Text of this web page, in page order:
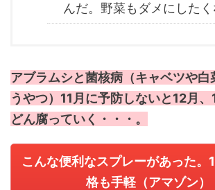
んだ。野菜もダメにしたく
アブラムシと菌核病（キャベツや白
うやつ）11月に予防しないと12月
どん腐っていく・・・。
こんな便利なスプレーがあった。
格も手軽（アマゾン）